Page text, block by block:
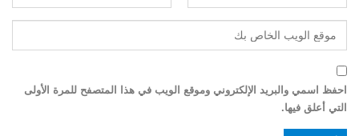
احفظ اسمي والبريد الإلكتروني وموقع الويب في هذا المتصفح للمرة الأولى
التي أعلق فيها.